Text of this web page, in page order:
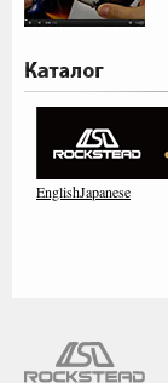
EnglishJapanese